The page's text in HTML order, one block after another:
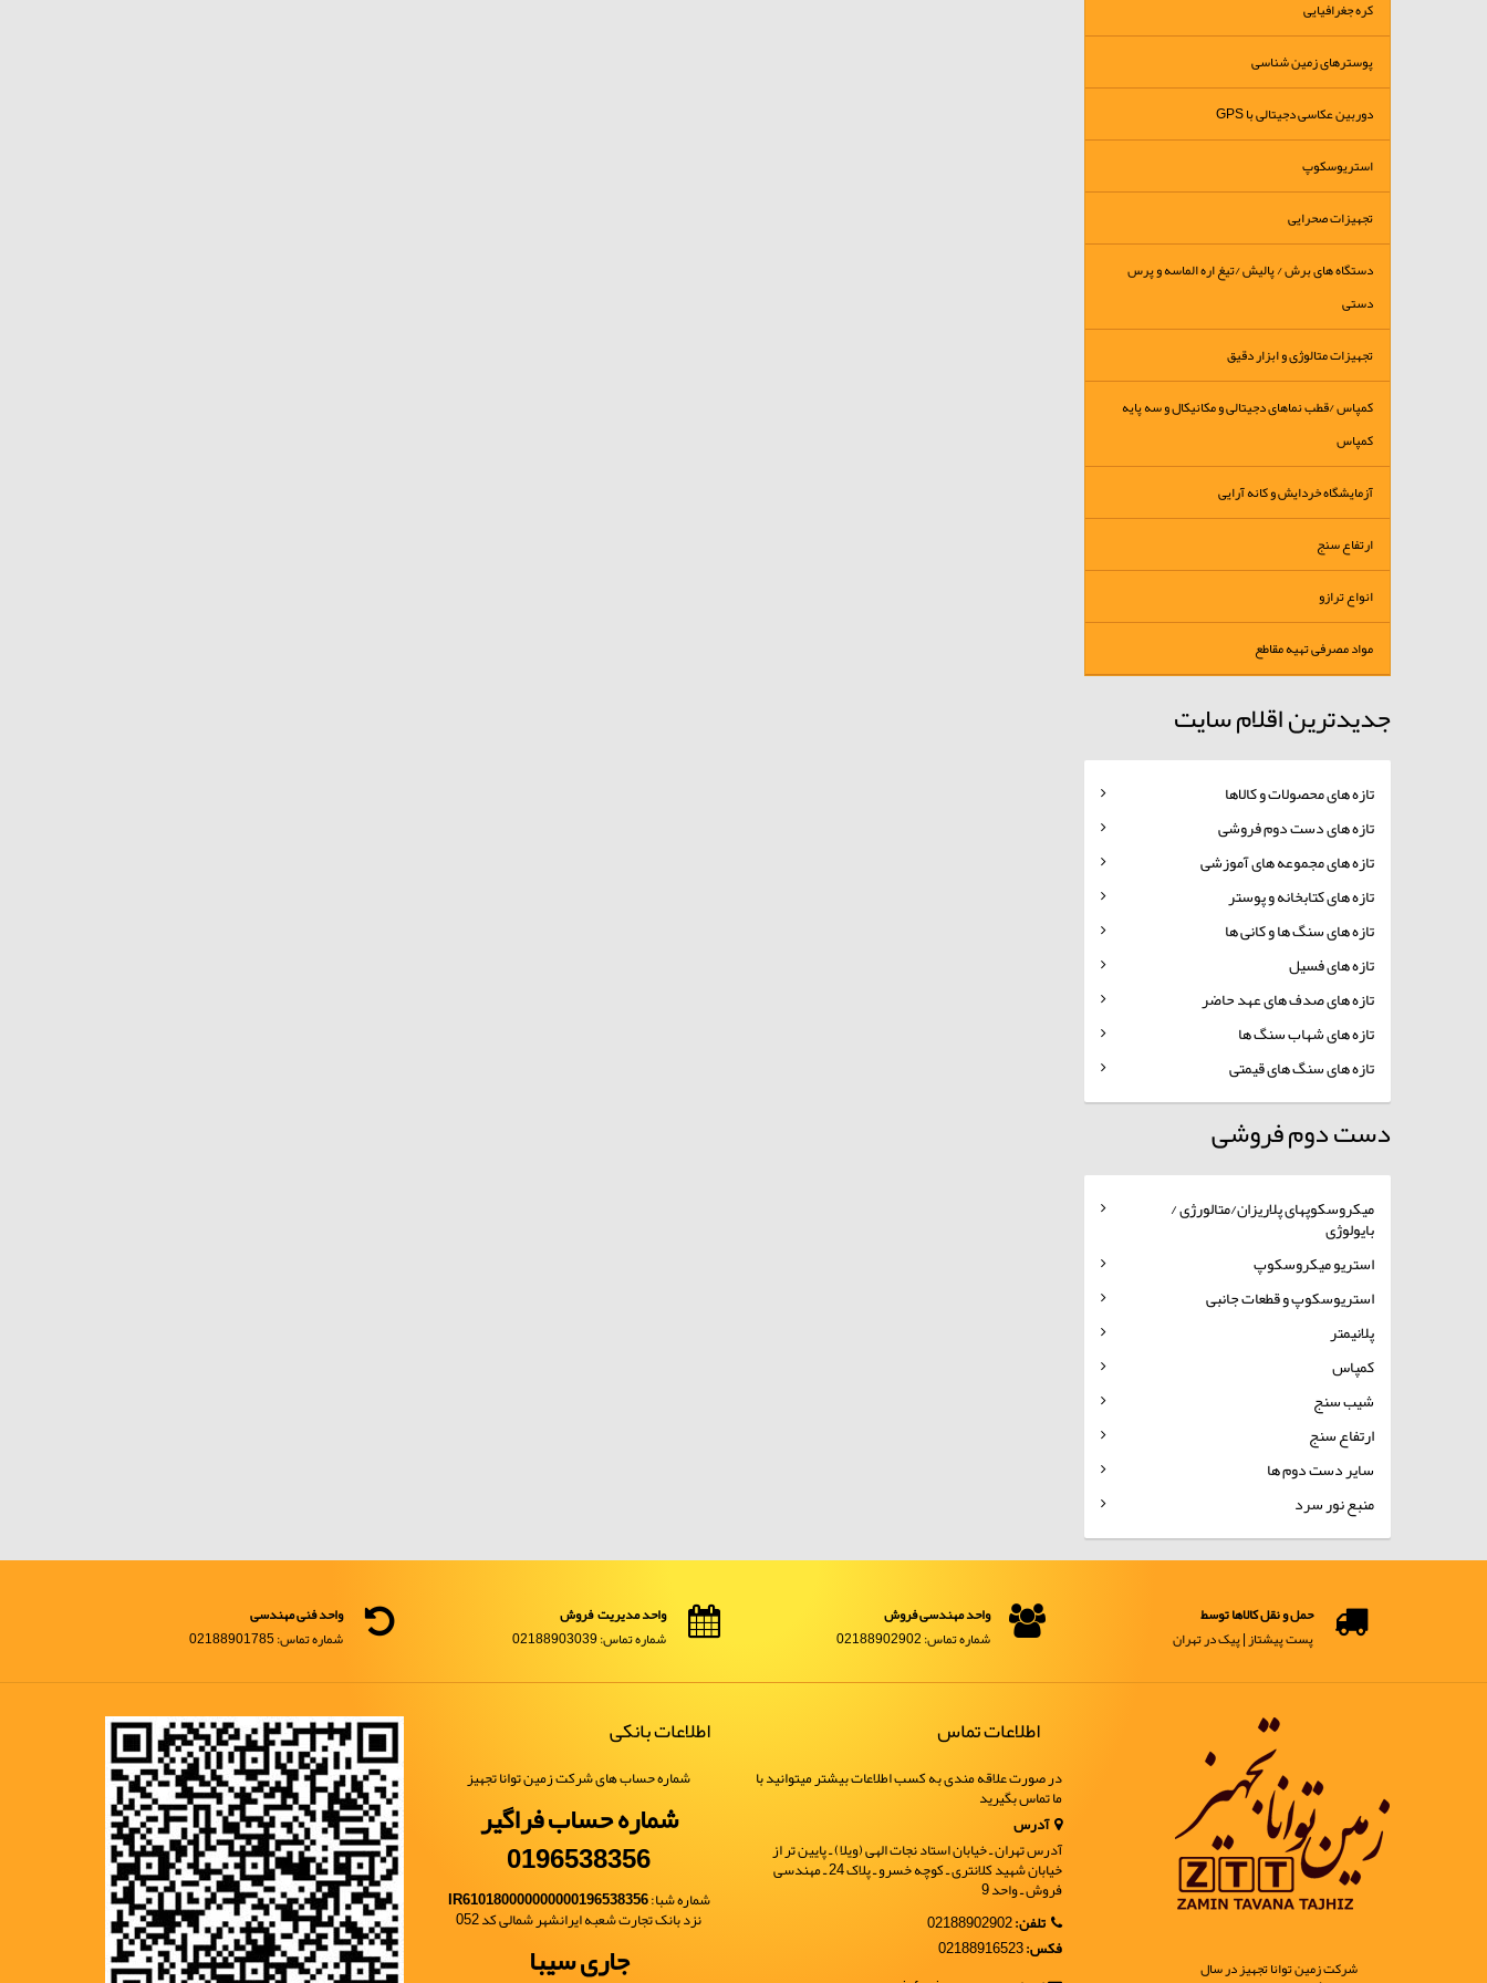
کره جغرافیایی
پوسترهای زمین شناسی
دوربین عکاسی دجیتالی با GPS
استریوسکوپ
تجهیزات صحرایی
دستگاه های برش / پالیش /تیغ اره الماسه و پرس
دستی
تجهیزات متالوژی و ابزار دقیق
کمپاس /قطب نماهای دجیتالی و مکانیکال و سه پایه
کمپاس
آزمایشگاه خردایش و کانه آرایی
ارتفاع سنج
انواع ترازو
مواد مصرفی تهیه مقاطع
جدیدترین اقلام سایت
تازه های محصولات و کالاها
تازه های دست دوم فروشی
تازه های مجموعه های آموزشی
تازه های کتابخانه و پوستر
تازه های سنگ ها و کانی ها
تازه های فسیل
تازه های صدف های عهد حاضر
تازه های شهاب سنگ ها
تازه های سنگ های قیمتی
دست دوم فروشی
میکروسکوپهای پلاریزان/متالورژی /
بایولوژی
استریو میکروسکوپ
استریوسکوپ و قطعات جانبی
پلانیمتر
کمپاس
شیب سنج
ارتفاع سنج
سایر دست دوم ها
منبع نور سرد
حمل و نقل کالاها توسط
پست پیشتاز | پیک در تهران
واحد مهندسی فروش
شماره تماس: 02188902902
واحد مدیریت فروش
شماره تماس: 02188903039
واحد فنی مهندسی
شماره تماس: 02188901785
شرکت زمین توانا تجهیز در سال
اطلاعات تماس
در صورت علاقه مندی به کسب اطلاعات بیشتر میتوانید با
ما تماس بگیرید
آدرس
آدرس تهران ـ خیابان استاد نجات الهی (ویلا) ـ پایین تر از
خیابان شهید کلانتری ـ کوچه خسرو ـ پلاک 24 ـ مهندسی
فروش ـ واحد 9
تلفن:02188902902
فکس:02188916523
اطلاعات بانکی
شماره حساب های شرکت زمین توانا تجهیز
شماره حساب فراگیر
0196538356
شماره شبا:IR610180000000000196538356
نزد بانک تجارت شعبه ایرانشهر شمالی کد 052
جاری سیبا